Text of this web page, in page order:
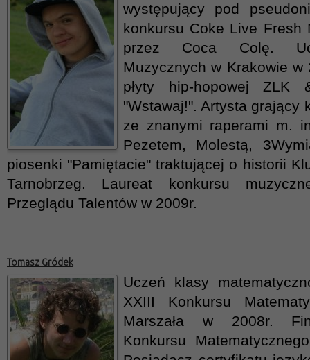
występujący pod
konkursu Coke Live Fresh
przez Coca Colę.
Muzycznych w Krakowie w
płyty hip-hopowej ZLK
"Wstawaj!". Artysta grający
ze znanymi raperami m.
Pezetem, Molestą,
piosenki "Pamiętacie" traktującej o historii
Tarnobrzeg. Laureat konkursu
Przeglądu Talentów w 2009r.
Tomasz Gródek
Uczeń klasy
XXIII Konkursu
Marszała w 2008r.
Konkursu